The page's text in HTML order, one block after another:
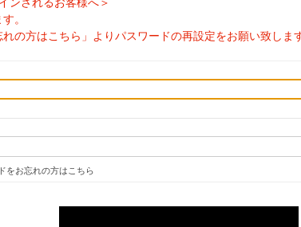
。
の方はこちら」よりパスワードの再設定をお願い致します
をお忘れの方はこちら